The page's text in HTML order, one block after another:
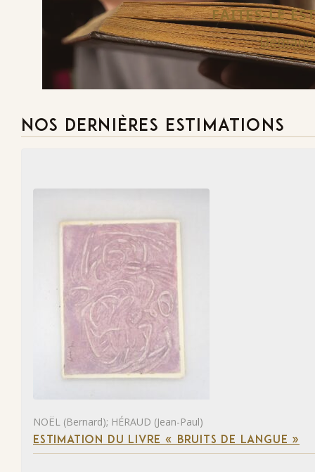
FAITES-LE
NOS DERNIÈRES ESTIMATIONS
NOËL (Bernard); HÉRAUD (Jean-Paul)
ESTIMATION DU LIVRE « BRUITS DE LANGUE »